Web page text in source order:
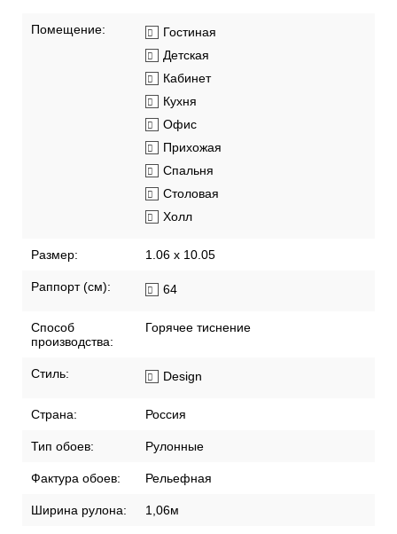
Помещение:
Гостиная
Детская
Кабинет
Кухня
Офис
Прихожая
Спальня
Столовая
Холл
Размер: 1.06 x 10.05
Раппорт (см): 64
Способ
производства:
Горячее тиснение
Стиль: Design
Страна: Россия
Тип обоев: Рулонные
Фактура обоев: Рельефная
Ширина рулона: 1,06м